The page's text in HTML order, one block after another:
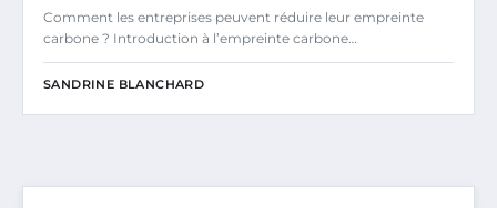
Comment les entreprises peuvent réduire leur empreinte
carbone ? Introduction à l’empreinte carbone…
SANDRINE BLANCHARD